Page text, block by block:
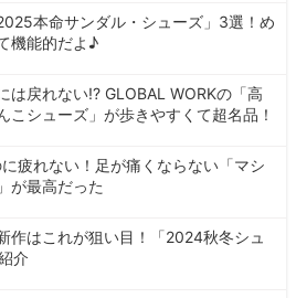
本命サンダル・シューズ」3選！め
機能的だよ♪
は戻れない!? GLOBAL WORKの「高
こシューズ」が歩きやすくて超名品！
に疲れない！足が痛くならない「マシ
が最高だった
作はこれが狙い目！「2024秋冬シュ
介